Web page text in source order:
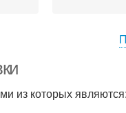
из которых являются: